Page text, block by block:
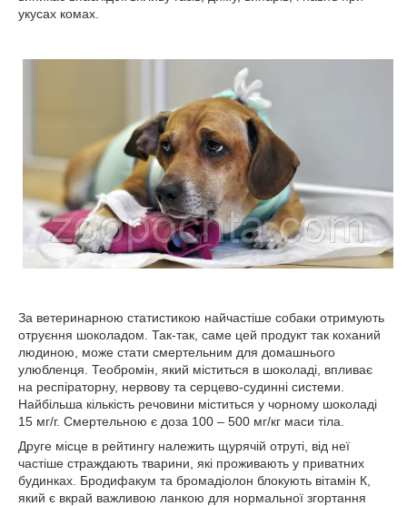
укусах комах.
За ветеринарною статистикою найчастіше собаки отримують
отруєння шоколадом. Так-так, саме цей продукт так коханий
людиною, може стати смертельним для домашнього
улюбленця. Теобромін, який міститься в шоколаді, впливає
на респіраторну, нервову та серцево-судинні системи.
Найбільша кількість речовини міститься у чорному шоколаді
15 мг/г. Смертельною є доза 100 – 500 мг/кг маси тіла.
Друге місце в рейтингу належить щурячій отруті, від неї
частіше страждають тварини, які проживають у приватних
будинках. Бродифакум та бромадіолон блокують вітамін К,
який є вкрай важливою ланкою для нормальної згортання